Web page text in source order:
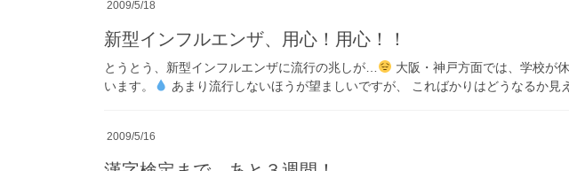
2009/5/18
新型インフルエンザ、用心！用心！！
とうとう、新型インフルエンザに流行の兆しが…
大阪・神戸方面では、学校が
います。
あまり流行しないほうが望ましいですが、 こればかりはどうなるか見
2009/5/16